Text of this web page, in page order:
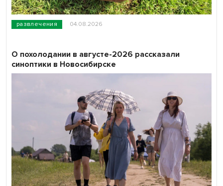
развлечения 04.08.2026
О похолодании в августе-2026 рассказали
синоптики в Новосибирске